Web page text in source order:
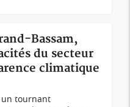
Bassam,
du secteur
climatique
un tournant